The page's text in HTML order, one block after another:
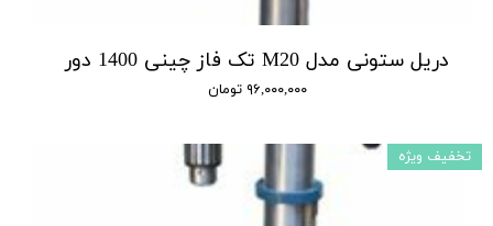
دریل ستونی مدل M20 تک فاز چینی 1400 دور
۹۶,۰۰۰,۰۰۰ تومان
تخفیف ویژه